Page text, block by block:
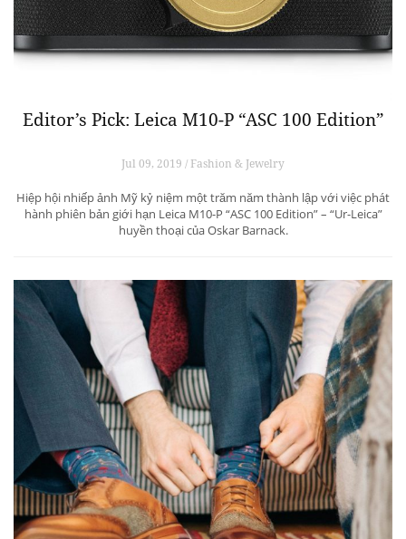
Editor’s Pick: Leica M10-P “ASC 100 Edition”
Jul 09, 2019 / Fashion & Jewelry
Hiệp hội nhiếp ảnh Mỹ kỷ niệm một trăm năm thành lập với việc phát
hành phiên bản giới hạn Leica M10-P “ASC 100 Edition” – “Ur-Leica”
huyền thoại của Oskar Barnack.